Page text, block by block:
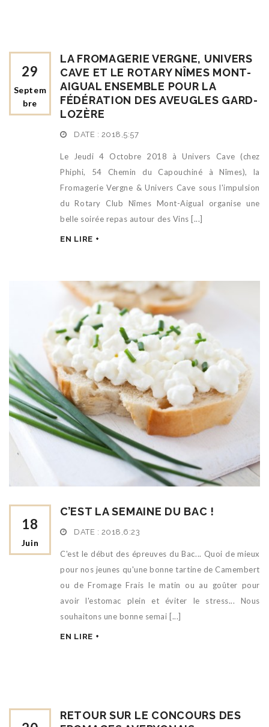
29
Septem
Bre
LA FROMAGERIE VERGNE, UNIVERS
CAVE ET LE ROTARY NÎMES MONT-
AIGUAL ENSEMBLE POUR LA
FÉDÉRATION DES AVEUGLES GARD-
LOZÈRE
DATE : 2018,5:57
Le Jeudi 4 Octobre 2018 à Univers Cave (chez
Phiphi, 54 Chemin du Capouchiné à Nîmes), la
Fromagerie Vergne & Univers Cave sous l'impulsion
du Rotary Club Nîmes Mont-Aigual organise une
belle soirée repas autour des Vins [...]
EN LIRE +
18
Juin
C’EST LA SEMAINE DU BAC !
DATE : 2018,6:23
C'est le début des épreuves du Bac... Quoi de mieux
pour nos jeunes qu'une bonne tartine de Camembert
ou de Fromage Frais le matin ou au goûter pour
avoir l'estomac plein et éviter le stress... Nous
souhaitons une bonne semai [...]
EN LIRE +
RETOUR SUR LE CONCOURS DES